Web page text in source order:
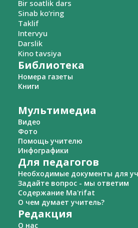
Bir soatlik dars
Sinab ko‘ring
Taklif
Intervyu
Darslik
Kino tavsiya
Библиотека
Номера газеты
Книги
Мультимедиа
Видео
Фото
Помощь учителю
Инфографики
Для педагогов
Необходимые документы для
Задайте вопрос - мы ответим
Содержание Ma'rifat
О чем думает учитель?
Редакция
О нас